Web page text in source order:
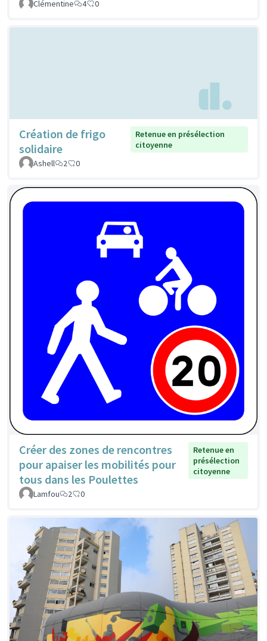
Clémentine 4 0
Création de frigo
solidaire
Retenue en présélection
citoyenne
Ashell
2 0
Créer des zones de rencontres
pour apaiser les mobilités pour
tous dans les Poulettes
Retenue en
présélection
citoyenne
Lamfou 2 0